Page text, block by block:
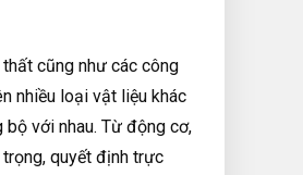
cũng như các công
nhiều loại vật liệu khác
với nhau. Từ động cơ,
quyết định trực